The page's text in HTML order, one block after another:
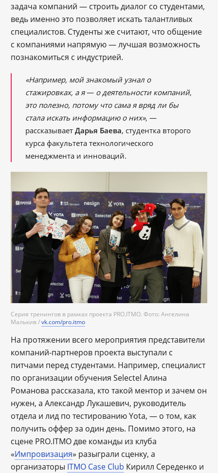
задача компаний — строить диалог со студентами,
ведь именно это позволяет искать талантливых
специалистов. Студенты же считают, что общение
с компаниями напрямую ― лучшая возможность
познакомиться с индустрией.
«Например, мой знакомый узнал о
стажировках, а я— о деятельности компаний,
это полезно, потому что сама я вряд ли бы
стала искать информацию о них»,—
рассказываетДарья Баева, студентка второго
курса факультета технологического
менеджмента и инноваций.
Серия тренингов в рамках проекта PRO.ITMO. Фото: Ангелина
Малькив /vk.com/pro.itmo
На протяжении всего мероприятия представители
компаний-партнеров проекта выступали с
питчами перед студентами. Например, специалист
по организации обучения Selectel Алина
Романова рассказала, кто такой ментор и зачем он
нужен, а Александр Лукашевич, руководитель
отдела и лид по тестированию Yota, — о том, как
получить оффер за один день. Помимо этого, на
сцене PRO.ITMO две команды из клуба
«Импровизация» разыграли сценку, а
организаторы ITMO Case Club Кирилл Середенко и